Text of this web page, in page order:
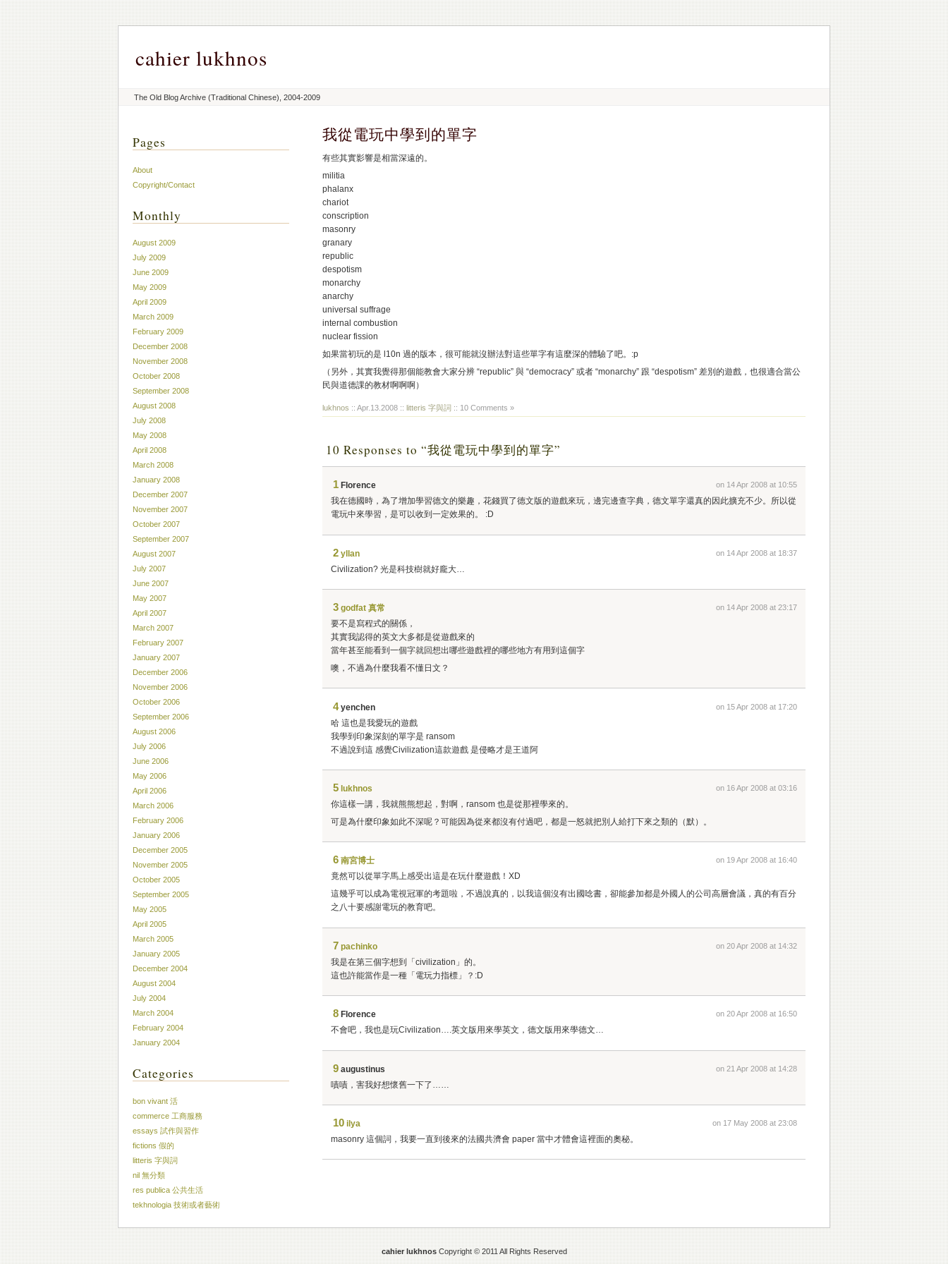
cahier lukhnos
The Old Blog Archive (Traditional Chinese), 2004-2009
我從電玩中學到的單字
有些其實影響是相當深遠的。
militia
phalanx
chariot
conscription
masonry
granary
republic
despotism
monarchy
anarchy
universal suffrage
internal combustion
nuclear fission
如果當初玩的是 l10n 過的版本，很可能就沒辦法對這些單字有這麼深的體驗了吧。:p
（另外，其實我覺得那個能教會大家分辨 “republic” 與 “democracy” 或者 “monarchy” 跟 “despotism” 差別的遊戲，也很適合當公
民與道德課的教材啊啊啊）
lukhnos :: Apr.13.2008 :: litteris 字與詞 :: 10 Comments »
10 Responses to “我從電玩中學到的單字”
on 14 Apr 2008 at 10:55
1 Florence
我在德國時，為了增加學習德文的樂趣，花錢買了德文版的遊戲來玩，邊完邊查字典，德文單字還真的因此擴充不少。所以從
電玩中來學習，是可以收到一定效果的。 :D
on 14 Apr 2008 at 18:37
2 yllan
Civilization? 光是科技樹就好龐大…
on 14 Apr 2008 at 23:17
3 godfat 真常
要不是寫程式的關係，
其實我認得的英文大多都是從遊戲來的
當年甚至能看到一個字就回想出哪些遊戲裡的哪些地方有用到這個字
噢，不過為什麼我看不懂日文？
on 15 Apr 2008 at 17:20
4 yenchen
哈 這也是我愛玩的遊戲
我學到印象深刻的單字是 ransom
不過說到這 感覺Civilization這款遊戲 是侵略才是王道阿
on 16 Apr 2008 at 03:16
5 lukhnos
你這樣一講，我就熊熊想起，對啊，ransom 也是從那裡學來的。
可是為什麼印象如此不深呢？可能因為從來都沒有付過吧，都是一怒就把別人給打下來之類的（默）。
on 19 Apr 2008 at 16:40
6 南宮博士
竟然可以從單字馬上感受出這是在玩什麼遊戲！XD
這幾乎可以成為電視冠軍的考題啦，不過說真的，以我這個沒有出國唸書，卻能參加都是外國人的公司高層會議，真的有百分
之八十要感謝電玩的教育吧。
on 20 Apr 2008 at 14:32
7 pachinko
我是在第三個字想到「civilization」的。
這也許能當作是一種「電玩力指標」？:D
on 20 Apr 2008 at 16:50
8 Florence
不會吧，我也是玩Civilization….英文版用來學英文，德文版用來學德文…
on 21 Apr 2008 at 14:28
9 augustinus
嘖嘖，害我好想懷舊一下了……
on 17 May 2008 at 23:08
10 ilya
masonry 這個詞，我要一直到後來的法國共濟會 paper 當中才體會這裡面的奧秘。
Pages
About
Copyright/Contact
Monthly
August 2009
July 2009
June 2009
May 2009
April 2009
March 2009
February 2009
December 2008
November 2008
October 2008
September 2008
August 2008
July 2008
May 2008
April 2008
March 2008
January 2008
December 2007
November 2007
October 2007
September 2007
August 2007
July 2007
June 2007
May 2007
April 2007
March 2007
February 2007
January 2007
December 2006
November 2006
October 2006
September 2006
August 2006
July 2006
June 2006
May 2006
April 2006
March 2006
February 2006
January 2006
December 2005
November 2005
October 2005
September 2005
May 2005
April 2005
March 2005
January 2005
December 2004
August 2004
July 2004
March 2004
February 2004
January 2004
Categories
bon vivant 活
commerce 工商服務
essays 試作與習作
fictions 假的
litteris 字與詞
nil 無分類
res publica 公共生活
tekhnologia 技術或者藝術
cahier lukhnosCopyright © 2011 All Rights Reserved